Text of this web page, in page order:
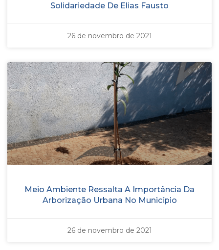
Solidariedade De Elias Fausto
26 de novembro de 2021
Meio Ambiente Ressalta A Importância Da
Arborização Urbana No Município
26 de novembro de 2021